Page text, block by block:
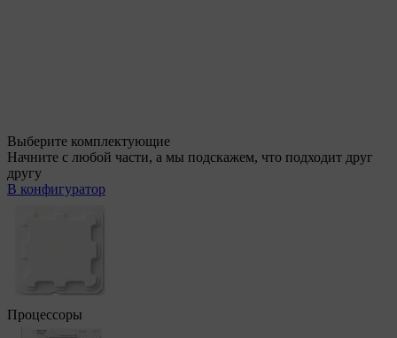
Выберите комплектующие
Начните с любой части, а мы подскажем, что подходит друг
другу
В конфигуратор
Процессоры